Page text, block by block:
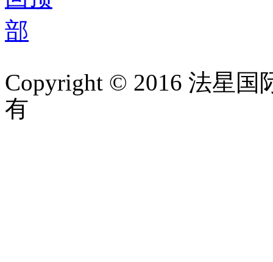
Copyright © 2016 法星
有